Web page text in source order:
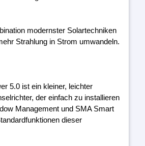
modernster Solartechniken
Strahlung in Strom umwandeln.
5.0 ist ein kleiner, leichter
der einfach zu installieren
Management und SMA Smart
dieser